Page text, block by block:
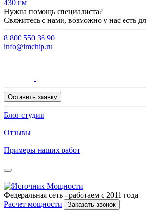
430 нм
Нужна помощь специалиста?
Свяжитесь с нами, возможно у нас есть
8 800 550 36 90
info@imchip.ru
Оставить заявку
Блог студии
Отзывы
Примеры наших работ
Федеральная сеть - работаем с 2011 года
Расчет мощности
Заказать звонок